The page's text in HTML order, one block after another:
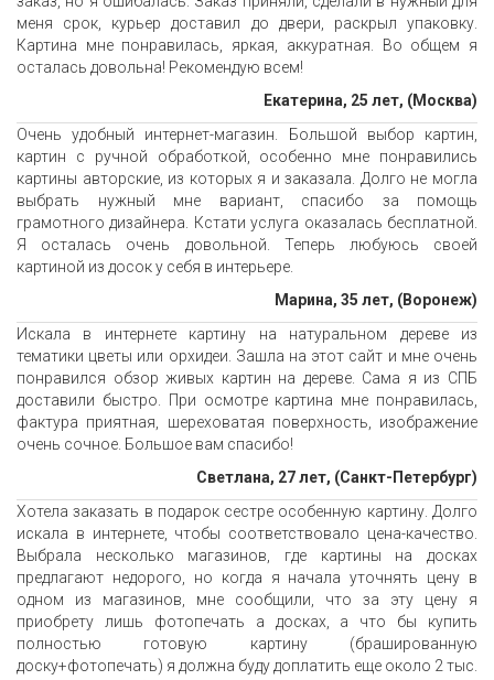
меня срок, курьер доставил до двери, раскрыл упаковку.
Картина мне понравилась, яркая, аккуратная. Во общем я
осталась довольна! Рекомендую всем!
Екатерина, 25 лет, (Москва)
Очень удобный интернет-магазин. Большой выбор картин,
картин с ручной обработкой, особенно мне понравились
картины авторские, из которых я и заказала. Долго не могла
выбрать нужный мне вариант, спасибо за помощь
грамотного дизайнера. Кстати услуга оказалась бесплатной.
Я осталась очень довольной. Теперь любуюсь своей
картиной из досок у себя в интерьере.
Марина, 35 лет, (Воронеж)
Искала в интернете картину на натуральном дереве из
тематики цветы или орхидеи. Зашла на этот сайт и мне очень
понравился обзор живых картин на дереве. Сама я из СПБ
доставили быстро. При осмотре картина мне понравилась,
фактура приятная, шереховатая поверхность, изображение
очень сочное. Большое вам спасибо!
Светлана, 27 лет, (Санкт-Петербург)
Хотела заказать в подарок сестре особенную картину. Долго
искала в интернете, чтобы соответствовало цена-качество.
Выбрала несколько магазинов, где картины на досках
предлагают недорого, но когда я начала уточнять цену в
одном из магазинов, мне сообщили, что за эту цену я
приобрету лишь фотопечать а досках, а что бы купить
полностью готовую картину (брашированную
доску+фотопечать) я должна буду доплатить еще около 2 тыс.